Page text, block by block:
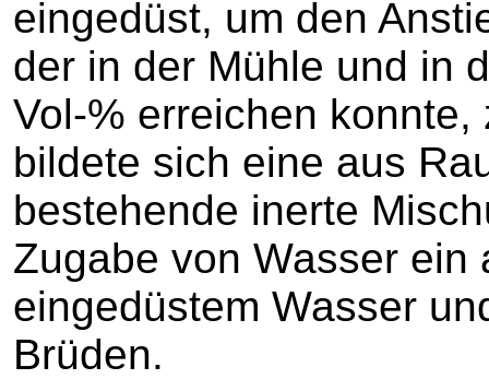
eingedüst, um den
der in der Mühle und in
Vol-% erreichen
bildete sich eine aus
bestehende inerte
Zugabe von Wasser ein
eingedüstem Wasser
Brüden.